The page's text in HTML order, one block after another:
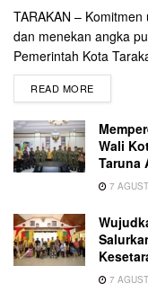
TARAKAN –
dan menekan angka
Pemerintah Kota
READ MORE
Wali
Taruna
7
7